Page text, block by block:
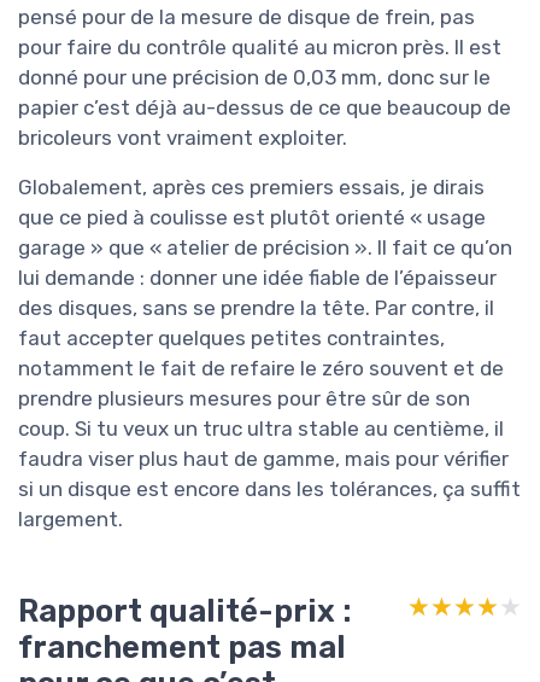
pensé pour de la mesure de disque de frein, pas
pour faire du contrôle qualité au micron près. Il est
donné pour une précision de 0,03 mm, donc sur le
papier c’est déjà au-dessus de ce que beaucoup de
bricoleurs vont vraiment exploiter.
Globalement, après ces premiers essais, je dirais
que ce pied à coulisse est plutôt orienté « usage
garage » que « atelier de précision ». Il fait ce qu’on
lui demande : donner une idée fiable de l’épaisseur
des disques, sans se prendre la tête. Par contre, il
faut accepter quelques petites contraintes,
notamment le fait de refaire le zéro souvent et de
prendre plusieurs mesures pour être sûr de son
coup. Si tu veux un truc ultra stable au centième, il
faudra viser plus haut de gamme, mais pour vérifier
si un disque est encore dans les tolérances, ça suffit
largement.
Rapport qualité-prix :
franchement pas mal
★★★★★
★★★★★